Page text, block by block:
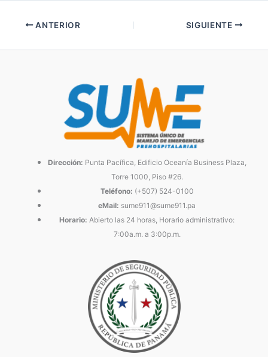
ANTERIOR SIGUIENTE
Dirección: Punta Pacífica, Edificio Oceanía Business Plaza,
Torre 1000, Piso #26.
Teléfono: (+507) 524-0100
eMail: sume911@sume911.pa
Horario: Abierto las 24 horas, Horario administrativo:
7:00a.m. a 3:00p.m.